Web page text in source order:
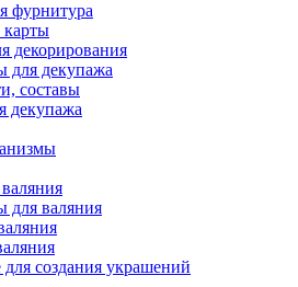
фурнитура
декорирования
для декупажа
составы
декупажа
для валяния
создания украшений